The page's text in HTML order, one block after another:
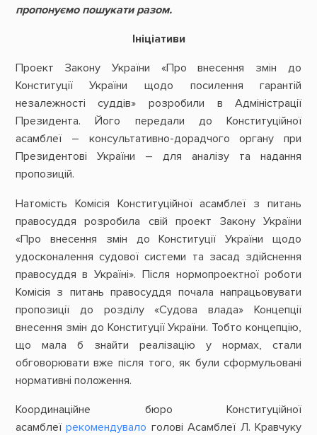
пропонуємо пошукати разом.
Ініціативи
Проект Закону України «Про внесення змін до
Конституції України щодо посилення гарантій
незалежності суддів» розробили в Адміністрації
Президента. Його передали до Конституційної
асамблеї – консультативно-дорадчого органу при
Президентові України – для аналізу та надання
пропозицій.
Натомість Комісія Конституційної асамблеї з питань
правосуддя розробила свій проект Закону України
«Про внесення змін до Конституції України щодо
удосконалення судової системи та засад здійснення
правосуддя в Україні». Після нормопроектної роботи
Комісія з питань правосуддя почала напрацьовувати
пропозиції до розділу «Судова влада» Концепції
внесення змін до Конституції України. Тобто концепцію,
що мала б знайти реалізацію у нормах, стали
обговорювати вже після того, як були сформульовані
нормативні положення.
Координаційне бюро Конституційної
асамблеїрекомендувало голові Асамблеї Л. Кравчуку